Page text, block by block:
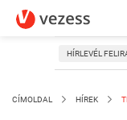
HÍRLEVÉL
CÍMOLDAL HÍREK